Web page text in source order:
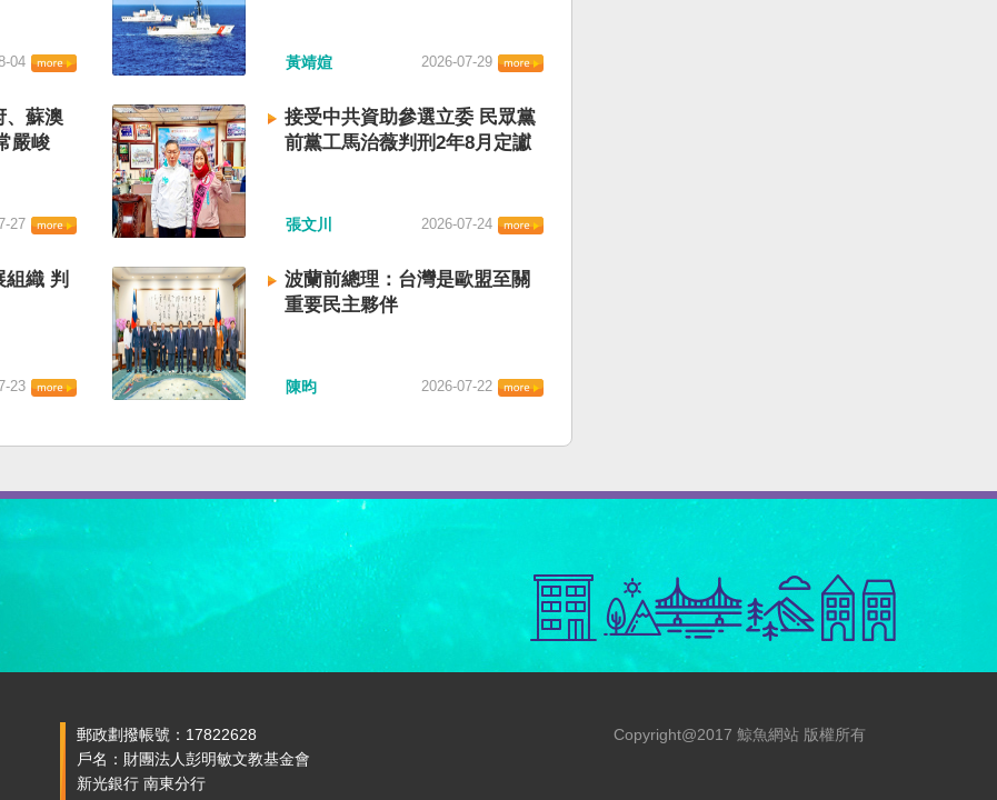
04 黃靖媗 2026-07-29
、蘇澳
嚴峻
27
接受中共資助參選立委 民眾黨
前黨工馬治薇判刑2年8月定讞
張文川 2026-07-24
組織 判
23
波蘭前總理：台灣是歐盟至關
重要民主夥伴
陳昀 2026-07-22
郵政劃撥帳號：17822628
戶名：財團法人彭明敏文教基金會
新光銀行 南東分行
Copyright@2017 鯨魚網站 版權所有